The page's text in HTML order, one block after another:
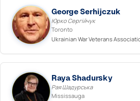
George Serhijczuk
Юрко Сергійчук
Toronto
Ukrainian War Veterans
Raya Shadursky
Рая Шадурська
Mississauga